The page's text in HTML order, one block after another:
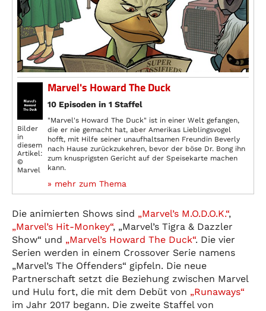
Bilder
in
diesem
Artikel:
©
Marvel
Marvel's Howard The Duck
10 Episoden in 1 Staffel
"Marvel's Howard The Duck" ist in einer Welt gefangen,
die er nie gemacht hat, aber Amerikas Lieblingsvogel
hofft, mit Hilfe seiner unaufhaltsamen Freundin Beverly
nach Hause zurückzukehren, bevor der böse Dr. Bong ihn
zum knusprigsten Gericht auf der Speisekarte machen
kann.
» mehr zum Thema
Die animierten Shows sind „Marvel’s M.O.D.O.K.“,
„Marvel’s Hit-Monkey“, „Marvel’s Tigra & Dazzler
Show“ und „Marvel’s Howard The Duck“. Die vier
Serien werden in einem Crossover Serie namens
„Marvel’s The Offenders“ gipfeln. Die neue
Partnerschaft setzt die Beziehung zwischen Marvel
und Hulu fort, die mit dem Debüt von „Runaways“
im Jahr 2017 begann. Die zweite Staffel von